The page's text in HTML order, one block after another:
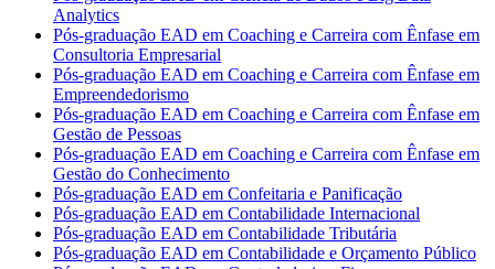
Analytics
Pós-graduação EAD em Coaching e Carreira com Ênfase em
Consultoria Empresarial
Pós-graduação EAD em Coaching e Carreira com Ênfase em
Empreendedorismo
Pós-graduação EAD em Coaching e Carreira com Ênfase em
Gestão de Pessoas
Pós-graduação EAD em Coaching e Carreira com Ênfase em
Gestão do Conhecimento
Pós-graduação EAD em Confeitaria e Panificação
Pós-graduação EAD em Contabilidade Internacional
Pós-graduação EAD em Contabilidade Tributária
Pós-graduação EAD em Contabilidade e Orçamento Público